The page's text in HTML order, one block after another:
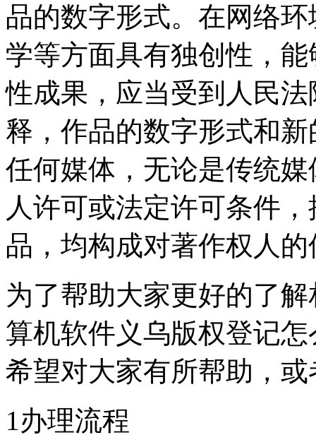
品的数字形式。在网络
学等方面具有独创性，
性成果，应当受到人民
释，作品的数字形式和
任何媒体，无论是传统
人许可或法定许可条件
品，均构成对著作权人
为了帮助大家更好的了
算机软件义乌版权登记
希望对大家有所帮助，
1办理流程